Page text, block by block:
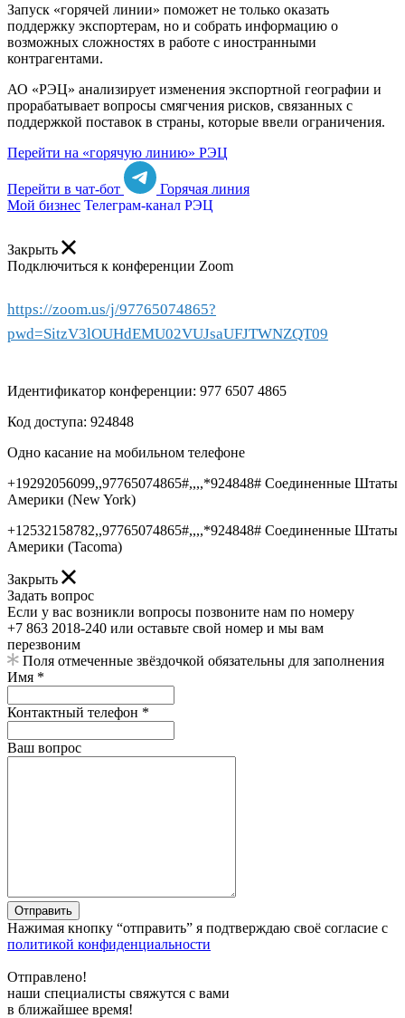
Запуск «горячей линии» поможет не только оказать
поддержку экспортерам, но и собрать информацию о
возможных сложностях в работе с иностранными
контрагентами.
АО «РЭЦ» анализирует изменения экспортной географии и
прорабатывает вопросы смягчения рисков, связанных с
поддержкой поставок в страны, которые ввели ограничения.
Перейти на «горячую линию» РЭЦ
Перейти в чат-бот
Горячая линия
Мой бизнес Телеграм-канал РЭЦ
Закрыть
Подключиться к конференции Zoom
https://zoom.us/j/97765074865?
pwd=SitzV3lOUHdEMU02VUJsaUFJTWNZQT09
Идентификатор конференции: 977 6507 4865
Код доступа: 924848
Одно касание на мобильном телефоне
+19292056099,,97765074865#,,,,*924848# Соединенные Штаты
Америки (New York)
+12532158782,,97765074865#,,,,*924848# Соединенные Штаты
Америки (Tacoma)
Закрыть
Задать вопрос
Если у вас возникли вопросы позвоните нам по номеру
+7 863 2018-240 или оставьте свой номер и мы вам
перезвоним
Поля отмеченные звёздочкой обязательны для заполнения
Имя *
Контактный телефон *
Ваш вопрос
Отправить
Нажимая кнопку “отправить” я подтверждаю своё согласие с
политикой конфиденциальности
Отправлено!
наши специалисты свяжутся с вами
в ближайшее время!